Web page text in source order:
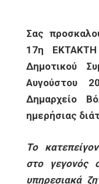
Σας
17η ΕΚΤΑΚΤΗ
Δημοτικού
Αυγούστου
Δημαρχείο
ημερήσιας
Το
στο γεγονός
υπηρεσιακά